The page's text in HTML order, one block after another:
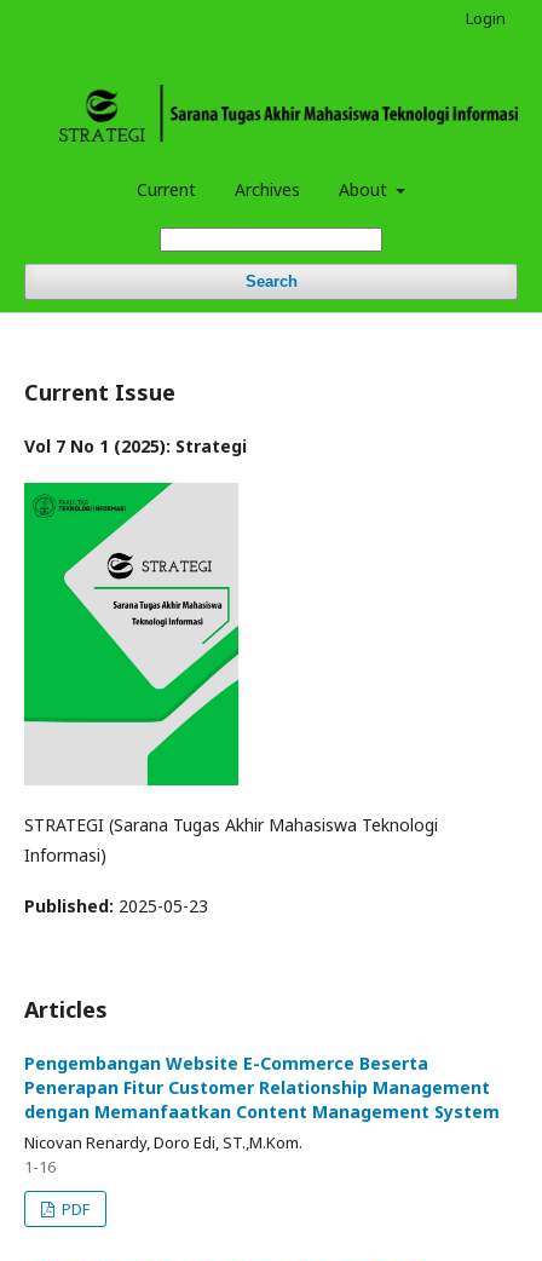
Current Archives About
Search
Login
Current Issue
Vol 7 No 1 (2025): Strategi
STRATEGI (Sarana Tugas Akhir Mahasiswa Teknologi
Informasi)
Published: 2025-05-23
Articles
Pengembangan Website E-Commerce Beserta
Penerapan Fitur Customer Relationship Management
dengan Memanfaatkan Content Management System
Nicovan Renardy, Doro Edi, ST.,M.Kom.
1-16
PDF